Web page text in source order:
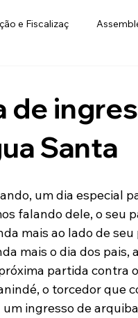
e Fiscalizaç
Lusa Run 2019
Modalidades
de
Santa
falando dele, o seu
mais ao lado de
mais o dia dos
partida contra
o torcedor que
ingresso de